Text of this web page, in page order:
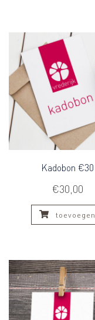
Kadobon €30
€30,00
toevoegen